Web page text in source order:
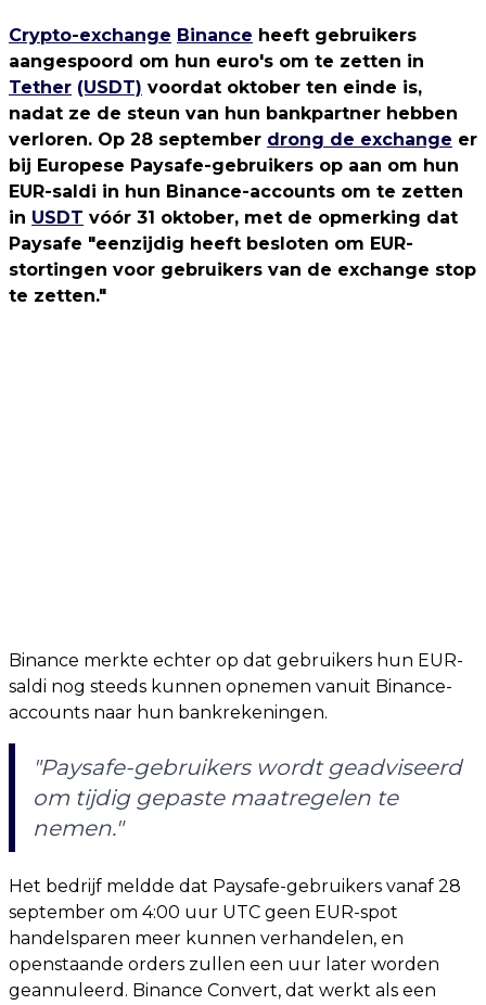
Crypto-exchange Binance heeft gebruikers
aangespoord om hun euro's om te zetten in
Tether (USDT) voordat oktober ten einde is,
nadat ze de steun van hun bankpartner hebben
verloren. Op 28 september drong de exchange er
bij Europese Paysafe-gebruikers op aan om hun
EUR-saldi in hun Binance-accounts om te zetten
in USDT vóór 31 oktober, met de opmerking dat
Paysafe "eenzijdig heeft besloten om EUR-
stortingen voor gebruikers van de exchange stop
te zetten."
Binance merkte echter op dat gebruikers hun EUR-
saldi nog steeds kunnen opnemen vanuit Binance-
accounts naar hun bankrekeningen.
"Paysafe-gebruikers wordt geadviseerd
om tijdig gepaste maatregelen te
nemen."
Het bedrijf meldde dat Paysafe-gebruikers vanaf 28
september om 4:00 uur UTC geen EUR-spot
handelsparen meer kunnen verhandelen, en
openstaande orders zullen een uur later worden
geannuleerd. Binance Convert, dat werkt als een